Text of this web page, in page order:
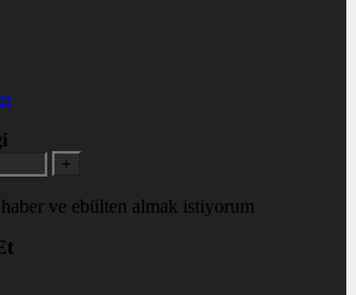
+
ve ebülten almak istiyorum